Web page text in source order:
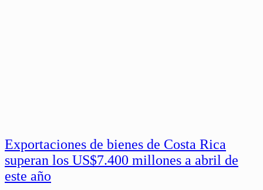
Exportaciones de bienes de Costa Rica
superan los US$7.400 millones a abril de
este año